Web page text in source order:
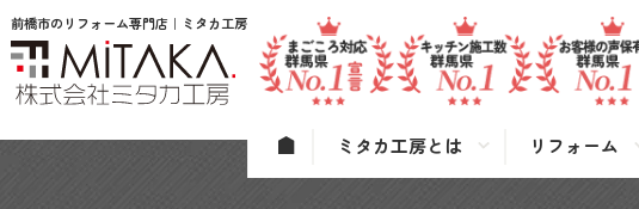
前橋市のリフォーム専門店｜ミタカ工房
ミタカ工房とは リフォーム